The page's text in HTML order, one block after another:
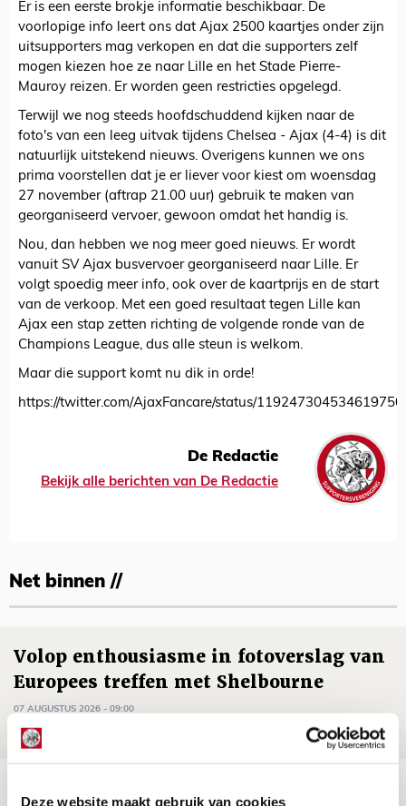
Deze website maakt gebruik van cookies
Er is een eerste brokje informatie beschikbaar. De
voorlopige info leert ons dat Ajax 2500 kaartjes onder zijn
uitsupporters mag verkopen en dat die supporters zelf
mogen kiezen hoe ze naar Lille en het Stade Pierre-
Mauroy reizen. Er worden geen restricties opgelegd.
Terwijl we nog steeds hoofdschuddend kijken naar de
foto's van een leeg uitvak tijdens Chelsea - Ajax (4-4) is dit
natuurlijk uitstekend nieuws. Overigens kunnen we ons
prima voorstellen dat je er liever voor kiest om woensdag
27 november (aftrap 21.00 uur) gebruik te maken van
georganiseerd vervoer, gewoon omdat het handig is.
Nou, dan hebben we nog meer goed nieuws. Er wordt
vanuit SV Ajax busvervoer georganiseerd naar Lille. Er
volgt spoedig meer info, ook over de kaartprijs en de start
van de verkoop. Met een goed resultaat tegen Lille kan
Ajax een stap zetten richting de volgende ronde van de
Champions League, dus alle steun is welkom.
Maar die support komt nu dik in orde!
https://twitter.com/AjaxFancare/status/
De Redactie
Bekijk alle berichten van De Redactie
Net binnen //
Volop enthousiasme in fotoverslag van
Europees treffen met Shelbourne
07 AUGUSTUS 2026 - 09:00
FOTOVERSLAG